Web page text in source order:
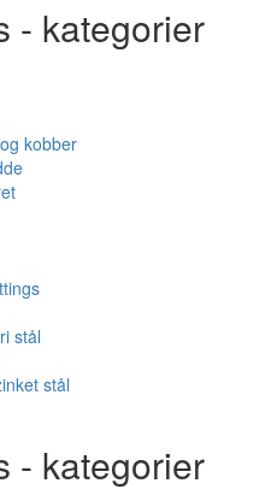
- kategorier
kobber
stål
stål
- kategorier